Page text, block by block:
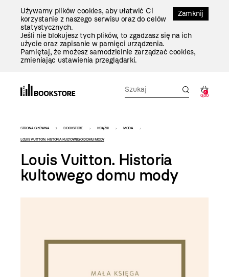
Zamknij
Używamy plików cookies, aby ułatwić Ci
korzystanie z naszego serwisu oraz do celów
statystycznych.
Jeśli nie blokujesz tych plików, to zgadzasz się na ich
użycie oraz zapisanie w pamięci urządzenia.
Pamiętaj, że możesz samodzielnie zarządzać cookies,
zmieniając ustawienia przeglądarki.
0
0,00
Bookstore
-
szablon
szczegóły
STRONA GŁÓWNA BOOKSTORE KSIĄŻKI MODA
LOUIS VUITTON. HISTORIA KULTOWEGO DOMU MODY
Louis Vuitton. Historia
kultowego domu mody